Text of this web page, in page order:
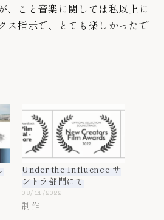
、こと音楽に関しては私以上に
ス指示で、とても楽しかったで
Under the Influence サ
ントラ部門にて
08/11/2022
制作